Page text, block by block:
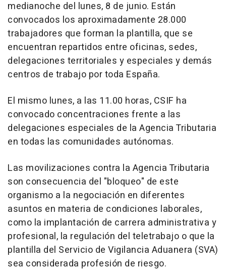
medianoche del lunes, 8 de junio. Están
convocados los aproximadamente 28.000
trabajadores que forman la plantilla, que se
encuentran repartidos entre oficinas, sedes,
delegaciones territoriales y especiales y demás
centros de trabajo por toda España.
El mismo lunes, a las 11.00 horas, CSIF ha
convocado concentraciones frente a las
delegaciones especiales de la Agencia Tributaria
en todas las comunidades autónomas.
Las movilizaciones contra la Agencia Tributaria
son consecuencia del "bloqueo" de este
organismo a la negociación en diferentes
asuntos en materia de condiciones laborales,
como la implantación de carrera administrativa y
profesional, la regulación del teletrabajo o que la
plantilla del Servicio de Vigilancia Aduanera (SVA)
sea considerada profesión de riesgo.